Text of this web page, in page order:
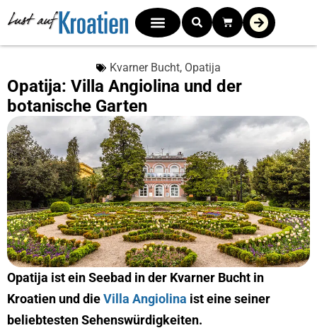
Kvarner Bucht, Opatija
Opatija: Villa Angiolina und der
botanische Garten
Opatija ist ein Seebad in der Kvarner Bucht in
Kroatien und dieVilla Angiolina ist eine seiner
beliebtesten Sehenswürdigkeiten.